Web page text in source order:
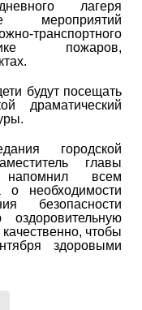
лагеря
мероприятий
пожаров,
будут посещать
драматический
городской
главы
всем
о необходимости
безопасности
чтобы
здоровыми